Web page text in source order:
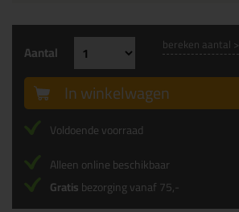
Aantal bereken aantal >
In winkelwagen
Voldoende voorraad
Alleen online beschikbaar
Gratisbezorging vanaf 75,-